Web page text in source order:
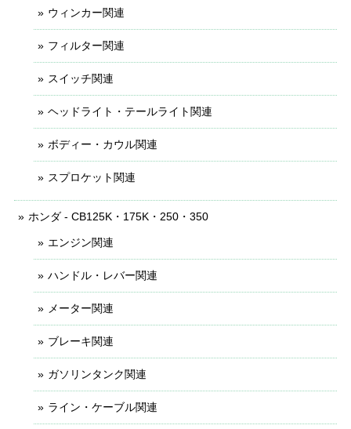
ウィンカー関連
フィルター関連
スイッチ関連
ヘッドライト・テールライト関連
ボディー・カウル関連
スプロケット関連
ホンダ - CB125K・175K・250・350
エンジン関連
ハンドル・レバー関連
メーター関連
ブレーキ関連
ガソリンタンク関連
ライン・ケーブル関連